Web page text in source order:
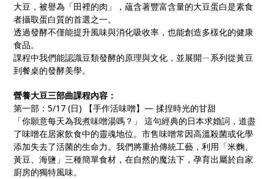
大豆，被譽為「田裡的肉」，蘊含著豐富含量的大豆蛋白是素食
者攝取蛋白質的首選之一。
透過發酵不僅能提升風味與消化吸收率，也能創造多樣化的健康
食品。
課程中我們能認識豆類發酵的原理與文化，並展開ㄧ系列從黃豆
到餐桌的發酵美學。
營養大豆三部曲課程內容：
第一部：5/17 (日) 【手作活味噌】— 揉捏時光的甘甜
「你願意每天為我煮味噌湯嗎？」 這句經典的日本求婚詞，道盡
了味噌在居家飲食中的靈魂地位。市售味噌常因高溫殺菌或化學
添加失去了活菌的生命力。我們將重拾傳統工藝，利用「米麴、
黃豆、海鹽」三種簡單食材，在自然的魔法下，孕育出屬於自家
廚房的獨特風味。